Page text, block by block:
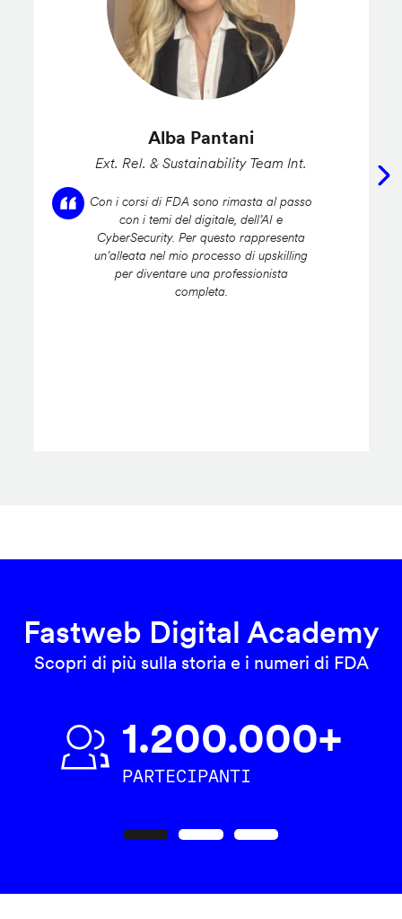
Alba Pantani
Ext. Rel. & Sustainability Team Int.
Con i corsi di FDA sono rimasta al passo
con i temi del digitale, dell’AI e
CyberSecurity. Per questo rappresenta
un’alleata nel mio processo di upskilling
per diventare una professionista
completa.
Fastweb Digital Academy
Scopri di più sulla storia e i numeri di FDA
1.200.000+
PARTECIPANTI